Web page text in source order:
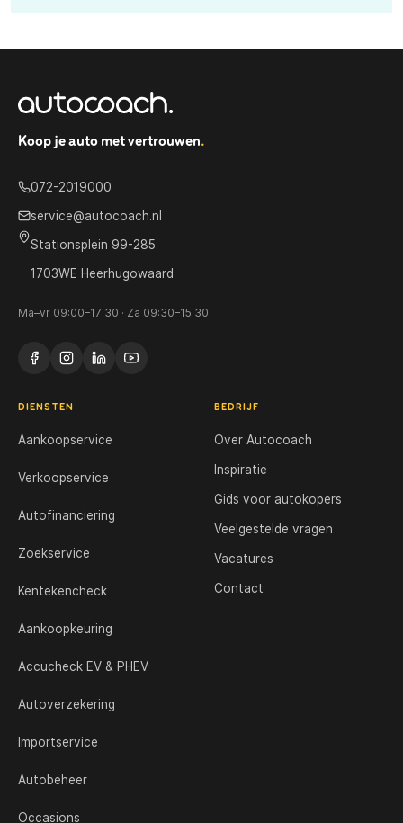
Koop je auto met vertrouwen.
072-2019000
service@autocoach.nl
Stationsplein 99-285
1703WE Heerhugowaard
Ma–vr 09:00–17:30 · Za 09:30–15:30
DIENSTEN
Aankoopservice
Verkoopservice
Autofinanciering
Zoekservice
Kentekencheck
Aankoopkeuring
Accucheck EV & PHEV
Autoverzekering
Importservice
Autobeheer
Occasions
BEDRIJF
Over Autocoach
Inspiratie
Gids voor autokopers
Veelgestelde vragen
Vacatures
Contact